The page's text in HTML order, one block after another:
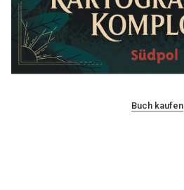
Buch kaufen